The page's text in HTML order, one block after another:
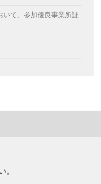
いて、参加優良事業所証
。